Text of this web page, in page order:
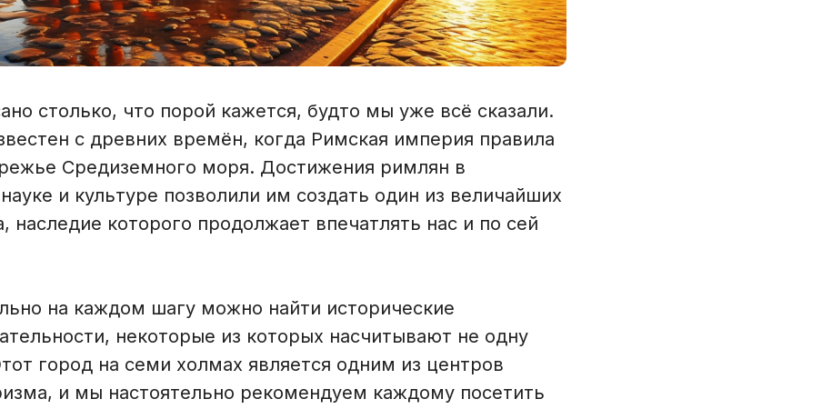
столько, что порой кажется, будто мы уже всё сказали.
с древних времён, когда Римская империя правила
Средиземного моря. Достижения римлян в
и культуре позволили им создать один из величайших
наследие которого продолжает впечатлять нас и по сей
на каждом шагу можно найти исторические
некоторые из которых насчитывают не одну
город на семи холмах является одним из центров
и мы настоятельно рекомендуем каждому посетить